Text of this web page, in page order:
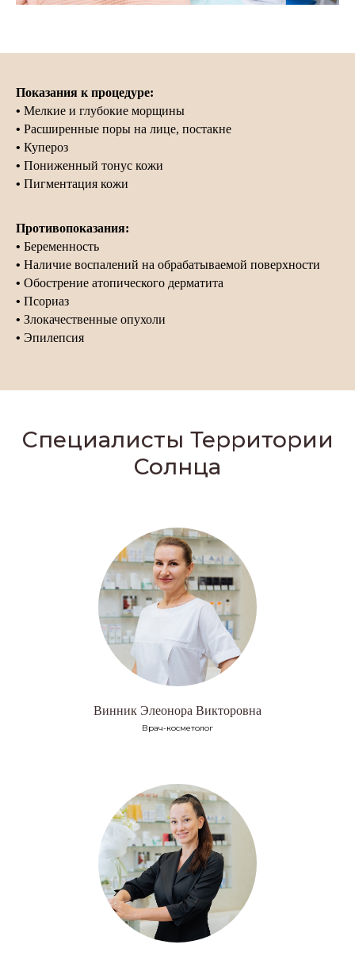
Показания к процедуре:
• Мелкие и глубокие морщины
• Расширенные поры на лице, постакне
• Купероз
• Пониженный тонус кожи
• Пигментация кожи
Противопоказания:
• Беременность
• Наличие воспалений на обрабатываемой поверхности
• Обострение атопического дерматита
• Псориаз
• Злокачественные опухоли
• Эпилепсия
Специалисты Территории
Солнца
Винник Элеонора Викторовна
Врач-косметолог